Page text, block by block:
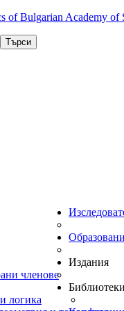
Търси
членове
логика
Издания